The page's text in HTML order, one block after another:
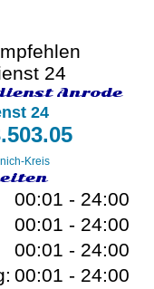
Anrode
24
Kreis
00:01 - 24:00
00:01 - 24:00
00:01 - 24:00
00:01 - 24:00